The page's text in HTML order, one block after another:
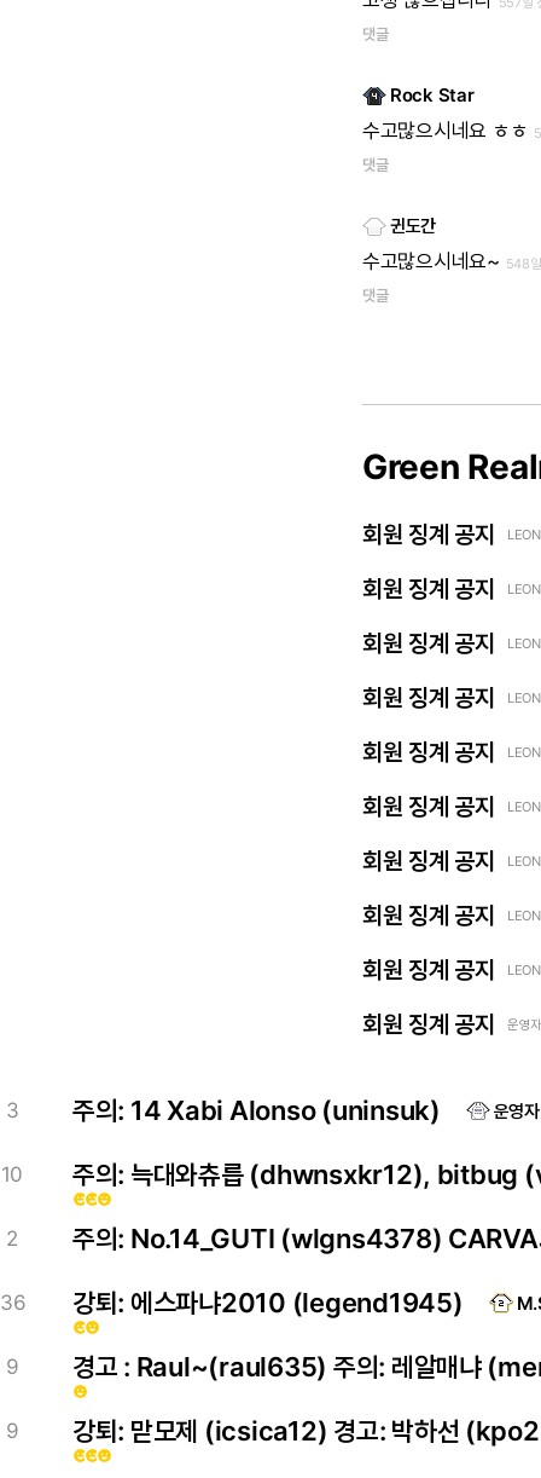
댓글
Rock Star
수고많으시네요 ㅎㅎ
댓글
귄도간
수고많으시네요~ 548
댓글
Green
회원 징계 공지
회원 징계 공지
회원 징계 공지
회원 징계 공지
회원 징계 공지
회원 징계 공지
회원 징계 공지
회원 징계 공지
회원 징계 공지
회원 징계 공지 운영
3 주의: 14 Xabi Alonso (uninsuk) 운영자
10
emoji_emotionsemoji_emotionsemoji_emotions
주의: 늑대와츄릅 (dhwnsxkr12),
2 주의: No.14_GUTI (wlgns4378)
36
emoji_emotionsemoji_emotions
강퇴: 에스파냐2010 (legend1945)
9
emoji_emotions
경고 : Raul~(raul635) 주의: 레알매냐
9
emoji_emotionsemoji_emotionsemoji_emotions
강퇴: 맏모제 (icsica12) 경고: 박하선